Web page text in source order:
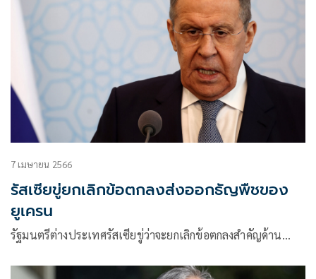
7 เมษายน 2566
รัสเซียขู่ยกเลิกข้อตกลงส่งออกธัญพืชของ
ยูเครน
รัฐมนตรีต่างประเทศรัสเซียขู่ว่าจะยกเลิกข้อตกลงสำคัญด้าน…